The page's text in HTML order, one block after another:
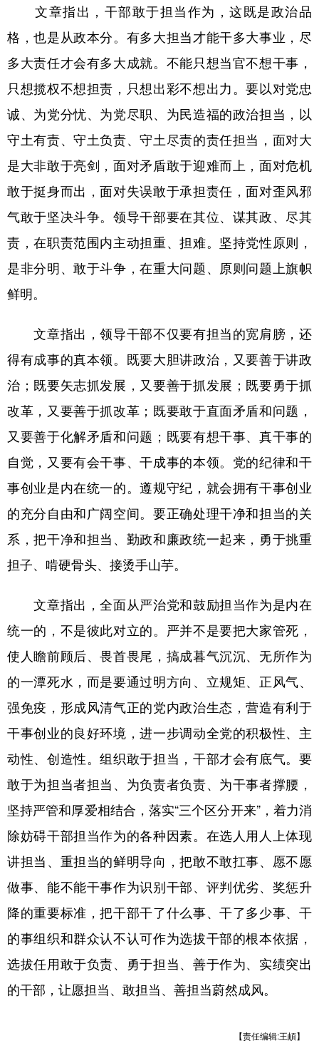
北京 天津 河北 山西
辽宁 吉林 上海 江苏
浙江 安徽 福建 江西
广东 广西 海南
四川 贵州 云南 西藏
陕西 甘肃 青海 宁夏
新疆 内蒙古 黑龙江
多语种频道
Русский язык 日本語 한국어
Deutsch Português
文章指出，干部敢于担当作为，这既是政治品
格，也是从政本分。有多大担当才能干多大事业，尽
多大责任才会有多大成就。不能只想当官不想干事，
只想揽权不想担责，只想出彩不想出力。要以对党忠
诚、为党分忧、为党尽职、为民造福的政治担当，以
守土有责、守土负责、守土尽责的责任担当，面对大
是大非敢于亮剑，面对矛盾敢于迎难而上，面对危机
敢于挺身而出，面对失误敢于承担责任，面对歪风邪
气敢于坚决斗争。领导干部要在其位、谋其政、尽其
责，在职责范围内主动担重、担难。坚持党性原则，
是非分明、敢于斗争，在重大问题、原则问题上旗帜
鲜明。
文章指出，领导干部不仅要有担当的宽肩膀，还
得有成事的真本领。既要大胆讲政治，又要善于讲政
治；既要矢志抓发展，又要善于抓发展；既要勇于抓
改革，又要善于抓改革；既要敢于直面矛盾和问题，
又要善于化解矛盾和问题；既要有想干事、真干事的
自觉，又要有会干事、干成事的本领。党的纪律和干
事创业是内在统一的。遵规守纪，就会拥有干事创业
的充分自由和广阔空间。要正确处理干净和担当的关
系，把干净和担当、勤政和廉政统一起来，勇于挑重
担子、啃硬骨头、接烫手山芋。
文章指出，全面从严治党和鼓励担当作为是内在
统一的，不是彼此对立的。严并不是要把大家管死，
使人瞻前顾后、畏首畏尾，搞成暮气沉沉、无所作为
的一潭死水，而是要通过明方向、立规矩、正风气、
强免疫，形成风清气正的党内政治生态，营造有利于
干事创业的良好环境，进一步调动全党的积极性、主
动性、创造性。组织敢于担当，干部才会有底气。要
敢于为担当者担当、为负责者负责、为干事者撑腰，
坚持严管和厚爱相结合，落实“三个区分开来”，着力消
除妨碍干部担当作为的各种因素。在选人用人上体现
讲担当、重担当的鲜明导向，把敢不敢扛事、愿不愿
做事、能不能干事作为识别干部、评判优劣、奖惩升
降的重要标准，把干部干了什么事、干了多少事、干
的事组织和群众认不认可作为选拔干部的根本依据，
选拔任用敢于负责、勇于担当、善于作为、实绩突出
的干部，让愿担当、敢担当、善担当蔚然成风。
【责任编辑:王頔】